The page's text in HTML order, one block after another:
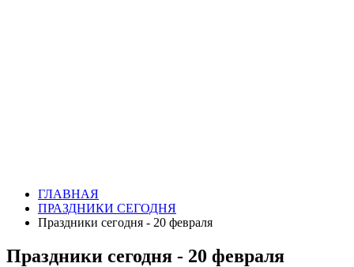
ГЛАВНАЯ
ПРАЗДНИКИ СЕГОДНЯ
Праздники сегодня - 20 февраля
Праздники сегодня - 20 февраля